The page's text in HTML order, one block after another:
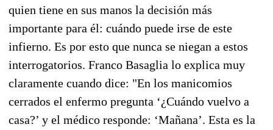
quien tiene en sus manos la decisión más
importante para él: cuándo puede irse de este
infierno. Es por esto que nunca se niegan a estos
interrogatorios. Franco Basaglia lo explica muy
claramente cuando dice: "En los manicomios
cerrados el enfermo pregunta ‘¿Cuándo vuelvo a
casa?’ y el médico responde: ‘Mañana’. Esta es la